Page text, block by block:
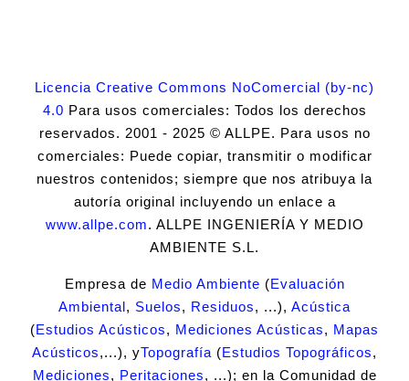
Licencia Creative Commons NoComercial (by-nc)
4.0 Para usos comerciales: Todos los derechos
reservados. 2001 - 2025 © ALLPE. Para usos no
comerciales: Puede copiar, transmitir o modificar
nuestros contenidos; siempre que nos atribuya la
autoría original incluyendo un enlace a
www.allpe.com. ALLPE INGENIERÍA Y MEDIO
AMBIENTE S.L.
Empresa de Medio Ambiente (Evaluación
Ambiental, Suelos, Residuos, ...), Acústica
(Estudios Acústicos, Mediciones Acústicas, Mapas
Acústicos,...), yTopografía (Estudios Topográficos,
Mediciones, Peritaciones, ...); en la Comunidad de